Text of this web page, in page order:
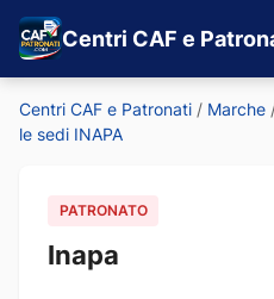
Centri CAF e
Centri CAF e Patronati / Marche
le sedi INAPA
PATRONATO
Inapa